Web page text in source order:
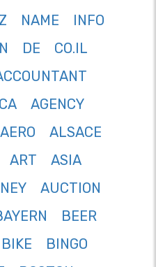
NAME
INFO
DE
CO.IL
AGENCY
ALSACE
ART
ASIA
AUCTION
BEER
BIKE
BINGO